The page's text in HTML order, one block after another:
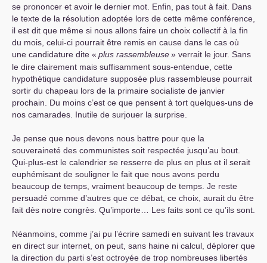
se prononcer et avoir le dernier mot. Enfin, pas tout à fait. Dans
le texte de la résolution adoptée lors de cette même conférence,
il est dit que même si nous allons faire un choix collectif à la fin
du mois, celui-ci pourrait être remis en cause dans le cas où
une candidature dite « plus rassembleuse» verrait le jour. Sans
le dire clairement mais suffisamment sous-entendue, cette
hypothétique candidature supposée plus rassembleuse pourrait
sortir du chapeau lors de la primaire socialiste de janvier
prochain. Du moins c’est ce que pensent à tort quelques-uns de
nos camarades. Inutile de surjouer la surprise.
Je pense que nous devons nous battre pour que la
souveraineté des communistes soit respectée jusqu’au bout.
Qui-plus-est le calendrier se resserre de plus en plus et il serait
euphémisant de souligner le fait que nous avons perdu
beaucoup de temps, vraiment beaucoup de temps. Je reste
persuadé comme d’autres que ce débat, ce choix, aurait du être
fait dès notre congrès. Qu’importe… Les faits sont ce qu’ils sont.
Néanmoins, comme j’ai pu l’écrire samedi en suivant les travaux
en direct sur internet, on peut, sans haine ni calcul, déplorer que
la direction du parti s’est octroyée de trop nombreuses libertés